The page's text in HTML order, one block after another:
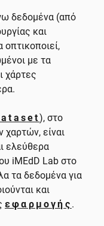
δεδομένα (από
και
με τα
χάρτες
), στο
χαρτών, είναι
ελεύθερα
iMEdD Lab στο
τα δεδομένα για
και
εφαρμογής .